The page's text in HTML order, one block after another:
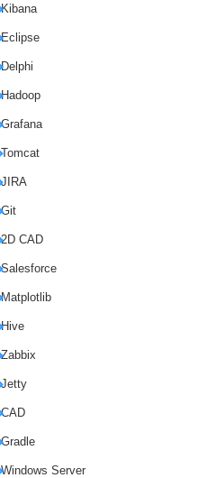
Kibana
Eclipse
Delphi
Hadoop
Grafana
Tomcat
JIRA
Git
2D CAD
Salesforce
Matplotlib
Hive
Zabbix
Jetty
CAD
Gradle
Windows Server